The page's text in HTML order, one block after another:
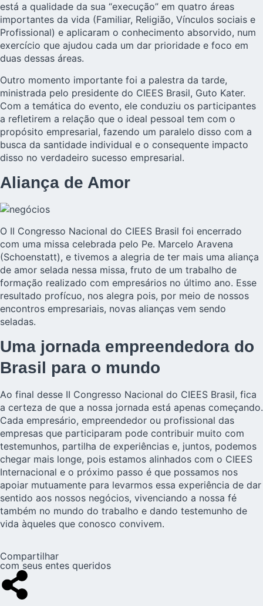
está a qualidade da sua “execução” em quatro áreas
importantes da vida (Familiar, Religião, Vínculos sociais e
Profissional) e aplicaram o conhecimento absorvido, num
exercício que ajudou cada um dar prioridade e foco em
duas dessas áreas.
Outro momento importante foi a palestra da tarde,
ministrada pelo presidente do CIEES Brasil, Guto Kater.
Com a temática do evento, ele conduziu os participantes
a refletirem a relação que o ideal pessoal tem com o
propósito empresarial, fazendo um paralelo disso com a
busca da santidade individual e o consequente impacto
disso no verdadeiro sucesso empresarial.
Aliança de Amor
O II Congresso Nacional do CIEES Brasil foi encerrado
com uma missa celebrada pelo Pe. Marcelo Aravena
(Schoenstatt), e tivemos a alegria de ter mais uma aliança
de amor selada nessa missa, fruto de um trabalho de
formação realizado com empresários no último ano. Esse
resultado profícuo, nos alegra pois, por meio de nossos
encontros empresariais, novas alianças vem sendo
seladas.
Uma jornada empreendedora do
Brasil para o mundo
Ao final desse II Congresso Nacional do CIEES Brasil, fica
a certeza de que a nossa jornada está apenas começando.
Cada empresário, empreendedor ou profissional das
empresas que participaram pode contribuir muito com
testemunhos, partilha de experiências e, juntos, podemos
chegar mais longe, pois estamos alinhados com o CIEES
Internacional e o próximo passo é que possamos nos
apoiar mutuamente para levarmos essa experiência de dar
sentido aos nossos negócios, vivenciando a nossa fé
também no mundo do trabalho e dando testemunho de
vida àqueles que conosco convivem.
Compartilhar
com seus entes queridos